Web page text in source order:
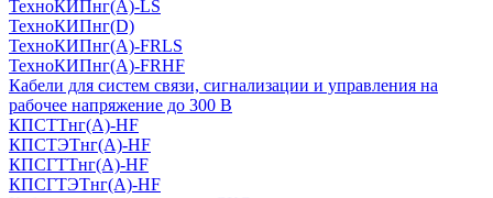
ТеxноКИПнг(A)-LS
ТеxноКИПнг(D)
ТехноКИПнг(A)-FRLS
ТехноКИПнг(A)-FRHF
Кабели для систем связи, сигнализации и управления на
рабочее напряжение до 300 В
КПСТТнг(A)-HF
КПСТЭТнг(A)-HF
КПСГТТнг(A)-HF
КПСГТЭТнг(A)-HF